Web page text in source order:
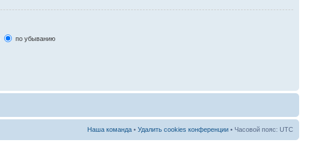
по убыванию
Наша команда • Удалить cookies конференции • Часовой пояс: UTC